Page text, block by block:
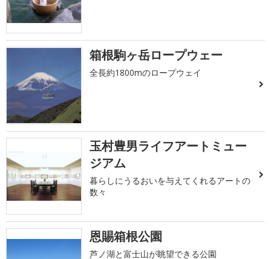
箱根駒ヶ岳ロープウェー
全長約1800mのロープウェイ
玉村豊男ライフアートミュー
ジアム
暮らしにうるおいを与えてくれるアートの
数々
恩賜箱根公園
芦ノ湖と富士山が眺望できる公園